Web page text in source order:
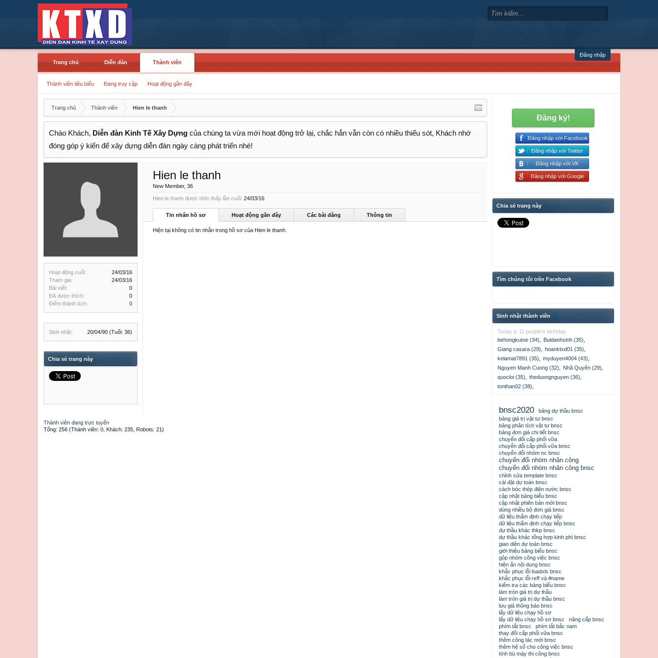
Đăng nhập
Trang chủ
Diễn đàn Thành viên
Thành viên tiêu biểu Đang truy cập Hoạt động gần đây
Trang chủ Thành viên Hien le thanh
Chào Khách, Diễn đàn Kinh Tế Xây Dựng của chúng ta vừa mới hoạt động trở lại, chắc hẳn vẫn còn có nhiều thiếu sót, Khách nhớ
đóng góp ý kiến để xây dựng diễn đàn ngày càng phát triển nhé!
Hoạt động cuối:
24/03/16
Tham gia:
24/03/16
Bài viết:
0
Đã được thích:
0
Điểm thành tích:
0
Sinh nhật: 20/04/90 (Tuổi: 36)
Chia sẻ trang này
Hien le thanh
New Member, 36
Hien le thanh được nhìn thấy lần cuối: 24/03/16
Tin nhắn hồ sơ Hoạt động gần đây Các bài đăng Thông tin
Hiện tại không có tin nhắn trong hồ sơ của Hien le thanh.
Thành viên đang trực tuyến
Tổng: 256 (Thành viên: 0, Khách: 235, Robots: 21)
Đăng ký!
Đăng nhập với Facebook
Đăng nhập với Twitter
Đăng nhập với VK
Đăng nhập với Google
Chia sẻ trang này
Tìm chúng tôi trên Facebook
Sinh nhật thành viên
Today is 11 people's birthday.
behongkutoe (34)
Buidanhsinh (35)
Giang casara (29)
hoanktxd01 (35)
kelamat7891 (35)
myduyen4004 (43)
Nguyen Manh Cuong (32)
Nhã Quyên (29)
quocloi (35)
theduongnguyen (36)
tonthan02 (38)
bnsc2020
bảng dự thầu bnsc
bảng giá trị vật tư bnsc
bảng phân tích vật tư bnsc
bảng đơn giá chi tiết bnsc
chuyển đổi cấp phối vữa
chuyển đổi cấp phối vữa bnsc
chuyển đổi nhóm nc bnsc
chuyển đổi nhóm nhân công
chuyển đổi nhóm nhân công bnsc
chỉnh sửa template bnsc
cài đặt dự toán bnsc
cách bóc thép điện nước bnsc
cập nhật bảng biểu bnsc
cập nhật phiên bản mới bnsc
dùng nhiều bộ đơn giá bnsc
dữ liệu thẩm định chạy tiếp
dữ liệu thẩm định chạy tiếp bnsc
dự thầu khác thkp bnsc
dự thầu khác tổng hợp kinh phí bnsc
giao diện dự toán bnsc
giới thiệu bảng biểu bnsc
gộp nhóm công việc bnsc
hiện ẩn nội dung bnsc
khắc phục lỗi loadxls bnsc
khắc phục lỗi reff và #name
kiểm tra các bảng biểu bnsc
làm tròn giá trị dự thầu
làm tròn giá trị dự thầu bnsc
lưu giá thông báo bnsc
lấy dữ liệu chạy hồ sơ
lấy dữ liệu chạy hồ sơ bnsc
nâng cấp bnsc
phím tắt bnsc
phím tắt bắc nam
thay đổi cấp phối vữa bnsc
thêm công tác mới bnsc
thêm hệ số cho công việc bnsc
tính bù máy thi công bnsc